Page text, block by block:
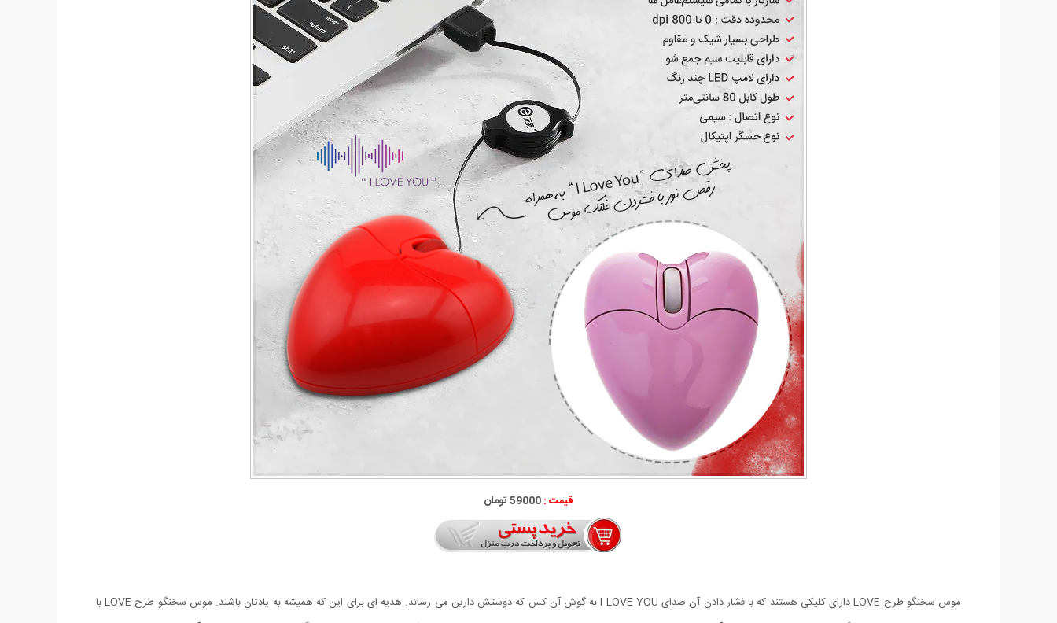
قیمت :59000 تومان
موس سخنگو طرح LOVE دارای کلیکی هستند که با فشار دادن آن صدای I LOVE YOU به گوش آن کس که دوستش دارین می رساند. هدیه ای برای این که همیشه به یادتان باشند. موس سخنگو طرح LOVE با